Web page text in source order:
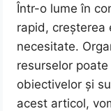
Într-o lume în
rapid, creșterea
necesitate.
resurselor
obiectivelor și
acest articol,